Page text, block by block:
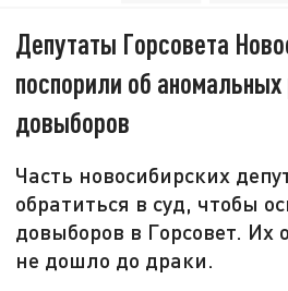
Депутаты Горсовета
поспорили об аномальных
довыборов
Часть новосибирских
обратиться в суд, чтобы
довыборов в Горсовет. Их
не дошло до драки.